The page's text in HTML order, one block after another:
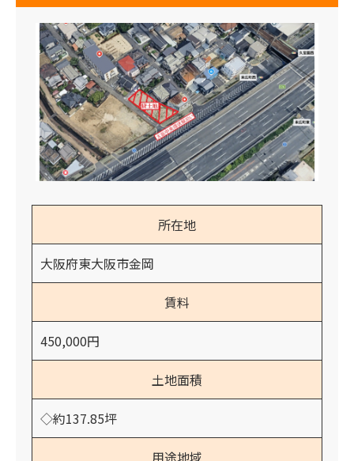
所在地
大阪府東大阪市金岡
賃料
450,000円
土地面積
◇約137.85坪
用途地域